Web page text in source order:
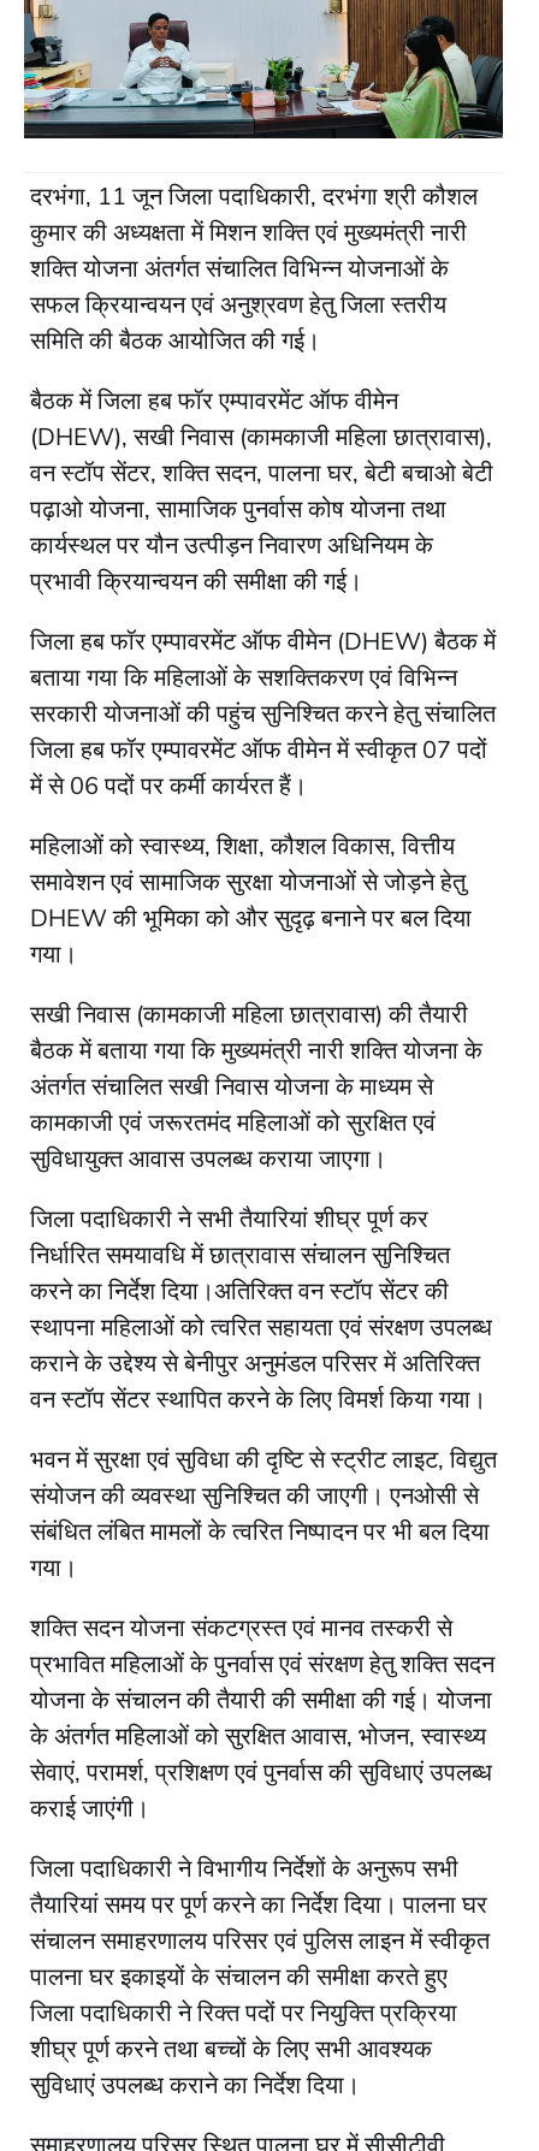
दरभंगा, 11 जून जिला पदाधिकारी, दरभंगा श्री कौशल
कुमार की अध्यक्षता में मिशन शक्ति एवं मुख्यमंत्री नारी
शक्ति योजना अंतर्गत संचालित विभिन्न योजनाओं के
सफल क्रियान्वयन एवं अनुश्रवण हेतु जिला स्तरीय
समिति की बैठक आयोजित की गई।
बैठक में जिला हब फॉर एम्पावरमेंट ऑफ वीमेन
(DHEW), सखी निवास (कामकाजी महिला छात्रावास),
वन स्टॉप सेंटर, शक्ति सदन, पालना घर, बेटी बचाओ बेटी
पढ़ाओ योजना, सामाजिक पुनर्वास कोष योजना तथा
कार्यस्थल पर यौन उत्पीड़न निवारण अधिनियम के
प्रभावी क्रियान्वयन की समीक्षा की गई।
जिला हब फॉर एम्पावरमेंट ऑफ वीमेन (DHEW) बैठक में
बताया गया कि महिलाओं के सशक्तिकरण एवं विभिन्न
सरकारी योजनाओं की पहुंच सुनिश्चित करने हेतु संचालित
जिला हब फॉर एम्पावरमेंट ऑफ वीमेन में स्वीकृत 07 पदों
में से 06 पदों पर कर्मी कार्यरत हैं।
महिलाओं को स्वास्थ्य, शिक्षा, कौशल विकास, वित्तीय
समावेशन एवं सामाजिक सुरक्षा योजनाओं से जोड़ने हेतु
DHEW की भूमिका को और सुदृढ़ बनाने पर बल दिया
गया।
सखी निवास (कामकाजी महिला छात्रावास) की तैयारी
बैठक में बताया गया कि मुख्यमंत्री नारी शक्ति योजना के
अंतर्गत संचालित सखी निवास योजना के माध्यम से
कामकाजी एवं जरूरतमंद महिलाओं को सुरक्षित एवं
सुविधायुक्त आवास उपलब्ध कराया जाएगा।
जिला पदाधिकारी ने सभी तैयारियां शीघ्र पूर्ण कर
निर्धारित समयावधि में छात्रावास संचालन सुनिश्चित
करने का निर्देश दिया।अतिरिक्त वन स्टॉप सेंटर की
स्थापना महिलाओं को त्वरित सहायता एवं संरक्षण उपलब्ध
कराने के उद्देश्य से बेनीपुर अनुमंडल परिसर में अतिरिक्त
वन स्टॉप सेंटर स्थापित करने के लिए विमर्श किया गया।
भवन में सुरक्षा एवं सुविधा की दृष्टि से स्ट्रीट लाइट, विद्युत
संयोजन की व्यवस्था सुनिश्चित की जाएगी। एनओसी से
संबंधित लंबित मामलों के त्वरित निष्पादन पर भी बल दिया
गया।
शक्ति सदन योजना संकटग्रस्त एवं मानव तस्करी से
प्रभावित महिलाओं के पुनर्वास एवं संरक्षण हेतु शक्ति सदन
योजना के संचालन की तैयारी की समीक्षा की गई। योजना
के अंतर्गत महिलाओं को सुरक्षित आवास, भोजन, स्वास्थ्य
सेवाएं, परामर्श, प्रशिक्षण एवं पुनर्वास की सुविधाएं उपलब्ध
कराई जाएंगी।
जिला पदाधिकारी ने विभागीय निर्देशों के अनुरूप सभी
तैयारियां समय पर पूर्ण करने का निर्देश दिया। पालना घर
संचालन समाहरणालय परिसर एवं पुलिस लाइन में स्वीकृत
पालना घर इकाइयों के संचालन की समीक्षा करते हुए
जिला पदाधिकारी ने रिक्त पदों पर नियुक्ति प्रक्रिया
शीघ्र पूर्ण करने तथा बच्चों के लिए सभी आवश्यक
सुविधाएं उपलब्ध कराने का निर्देश दिया।